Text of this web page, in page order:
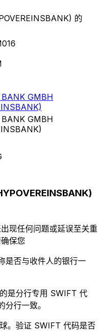
的
GMBH
GMBH
现任何问题或延误至关重
保您
是否与收件人的银行一
是分行专用 SWIFT 代
行一致。
。验证 SWIFT 代码是否